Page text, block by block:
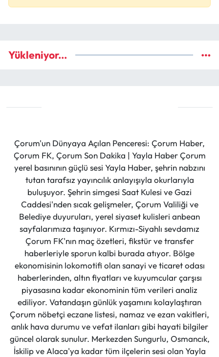
Yükleniyor...
Çorum'un Dünyaya Açılan Penceresi: Çorum Haber,
Çorum FK, Çorum Son Dakika | Yayla Haber Çorum
yerel basınının güçlü sesi Yayla Haber, şehrin nabzını
tutan tarafsız yayıncılık anlayışıyla okurlarıyla
buluşuyor. Şehrin simgesi Saat Kulesi ve Gazi
Caddesi'nden sıcak gelişmeler, Çorum Valiliği ve
Belediye duyuruları, yerel siyaset kulisleri anbean
sayfalarımıza taşınıyor. Kırmızı-Siyahlı sevdamız
Çorum FK'nın maç özetleri, fikstür ve transfer
haberleriyle sporun kalbi burada atıyor. Bölge
ekonomisinin lokomotifi olan sanayi ve ticaret odası
haberlerinden, altın fiyatları ve kuyumcular çarşısı
piyasasına kadar ekonominin tüm verileri analiz
ediliyor. Vatandaşın günlük yaşamını kolaylaştıran
Çorum nöbetçi eczane listesi, namaz ve ezan vakitleri,
anlık hava durumu ve vefat ilanları gibi hayati bilgiler
güncel olarak sunulur. Merkezden Sungurlu, Osmancık,
İskilip ve Alaca'ya kadar tüm ilçelerin sesi olan Yayla